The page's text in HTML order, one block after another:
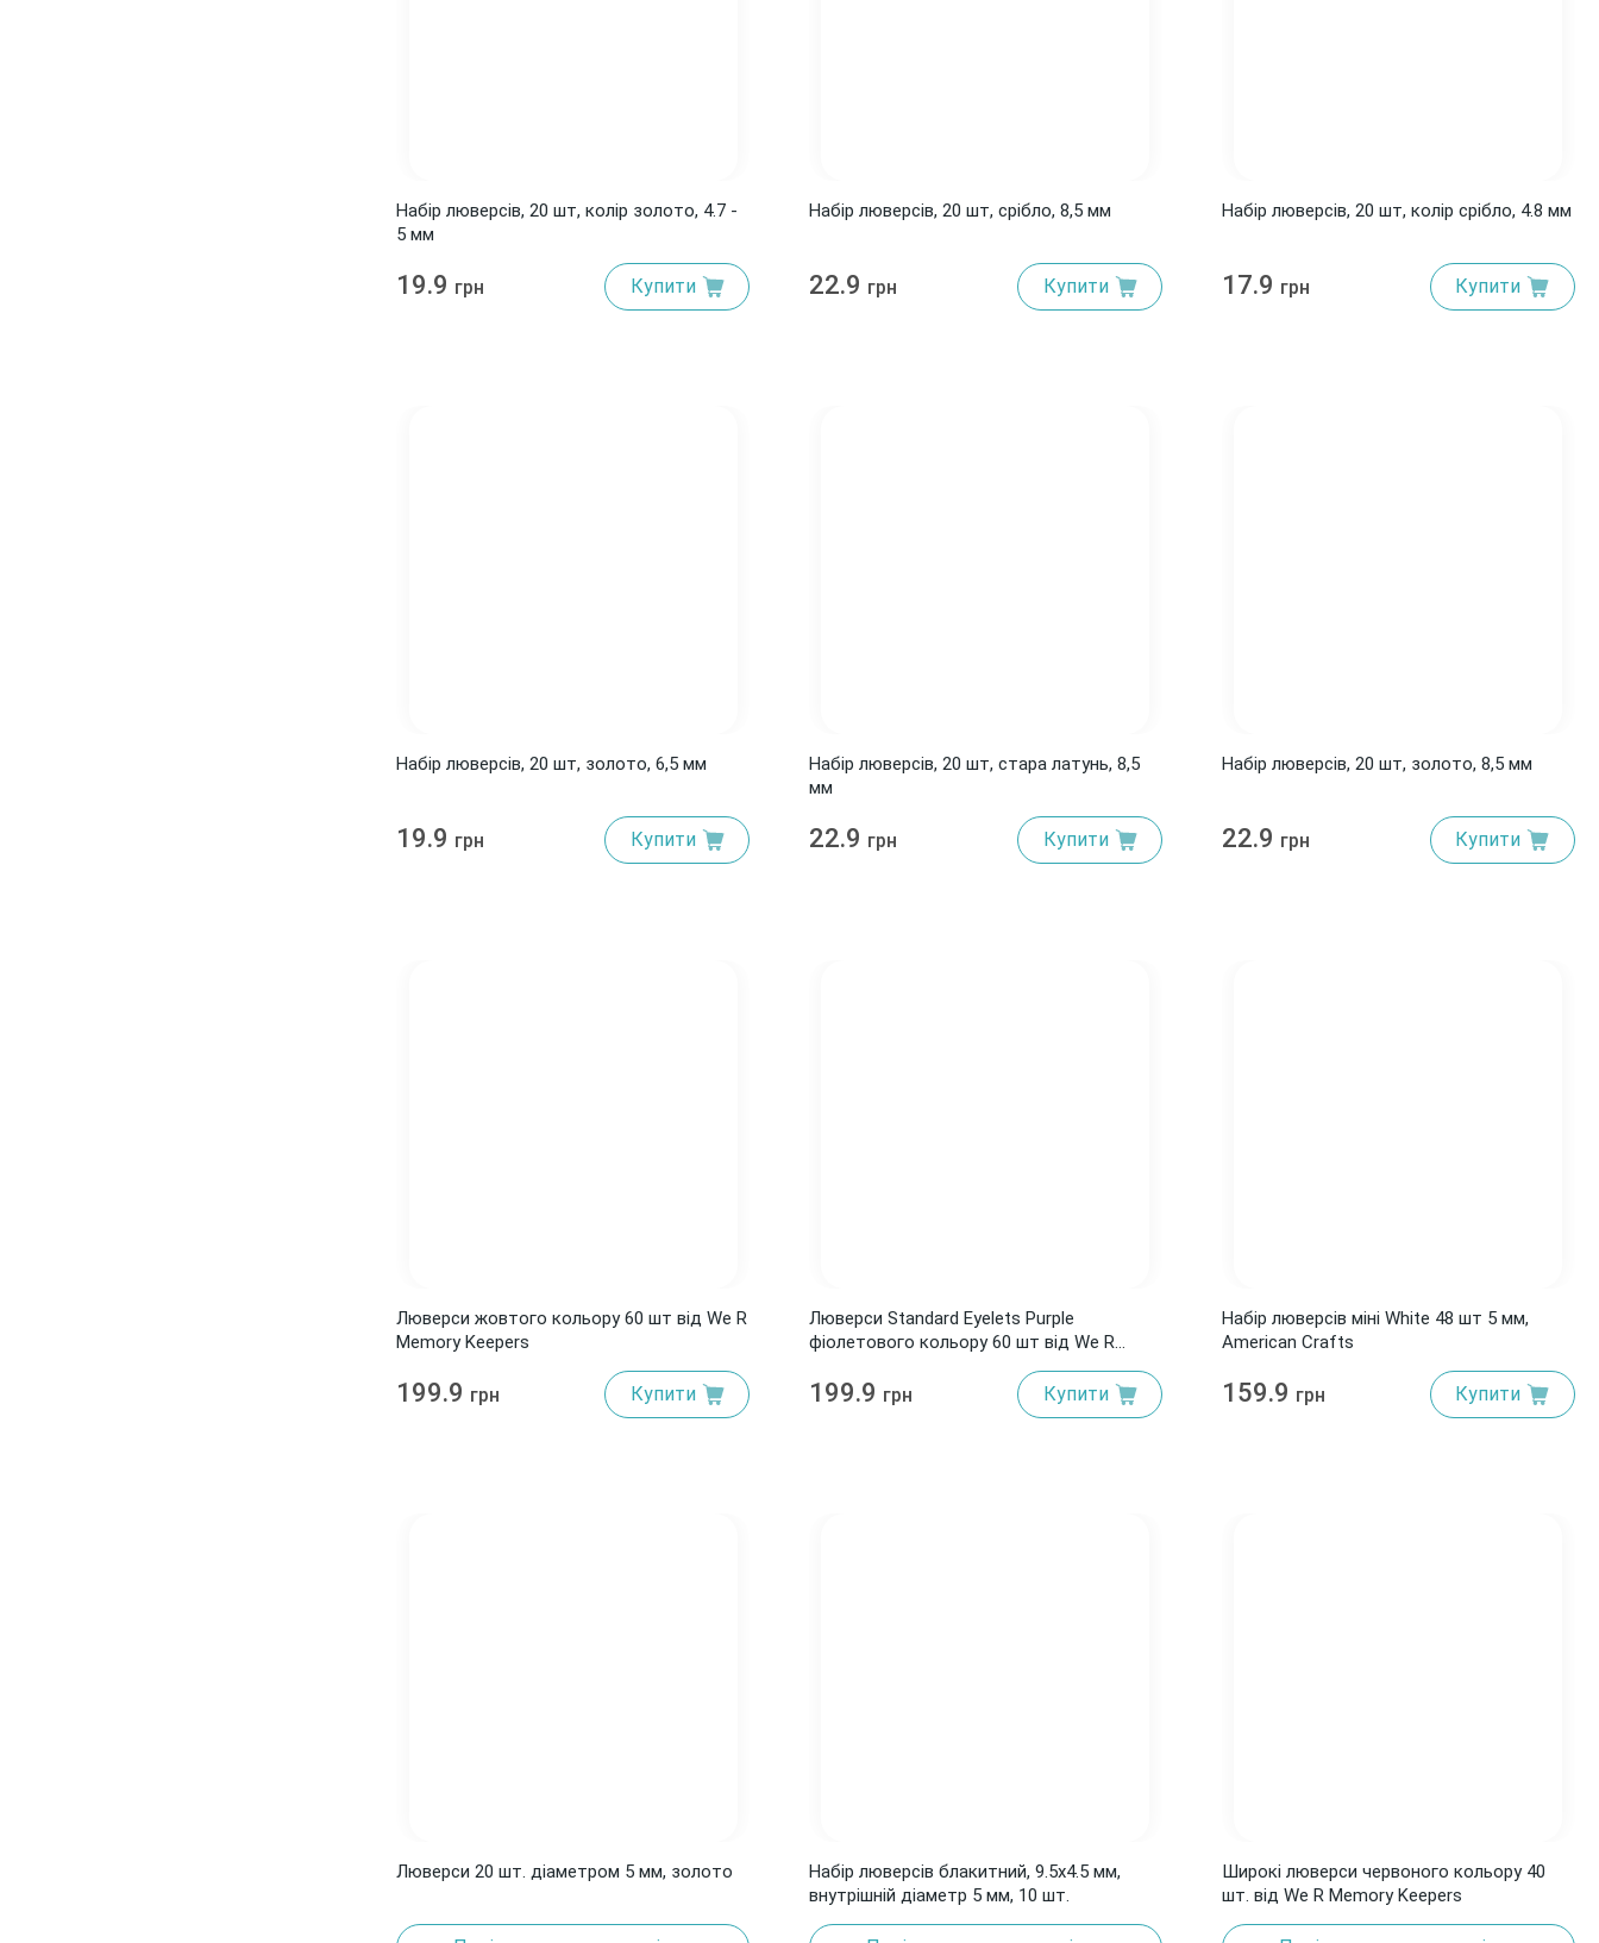
Набір люверсів, 20 шт, колір золото, 4.7 -
5 мм
19.9 грн Купити
Набір люверсів, 20 шт, срібло, 8,5 мм
22.9 грн Купити
Набір люверсів, 20 шт, колір срібло, 4.8 мм
17.9 грн Купити
Набір люверсів, 20 шт, золото, 6,5 мм
19.9 грн Купити
Набір люверсів, 20 шт, стара латунь, 8,5
мм
22.9 грн Купити
Набір люверсів, 20 шт, золото, 8,5 мм
22.9 грн Купити
Люверси жовтого кольору 60 шт від We R
Memory Keepers
199.9 грн Купити
Люверси Standard Eyelets Purple
фіолетового кольору 60 шт від We R
199.9 грн Купити
Набір люверсів міні White 48 шт 5 мм,
American Crafts
159.9 грн Купити
Люверси 20 шт. діаметром 5 мм, золото
Набір люверсів блакитний, 9.5x4.5 мм,
внутрішній діаметр 5 мм, 10 шт.
Широкі люверси червоного кольору 40
шт. від We R Memory Keepers